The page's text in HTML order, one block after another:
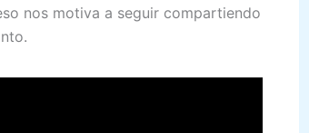
nos motiva a seguir compartiendo